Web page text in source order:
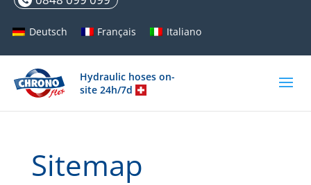
Deutsch Français Italiano
Hydraulic hoses on-
site 24h/7d
Sitemap